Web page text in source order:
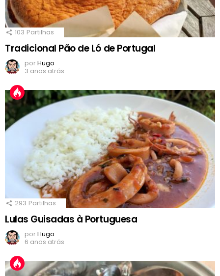
103 Partilhas
Tradicional Pão de Ló de Portugal
porHugo
3 anos atrás
293 Partilhas
Lulas Guisadas à Portuguesa
porHugo
6 anos atrás